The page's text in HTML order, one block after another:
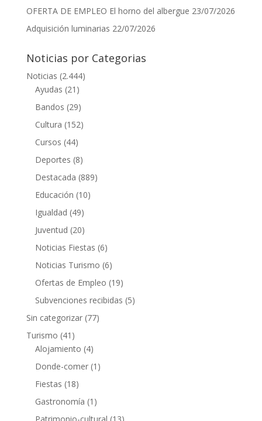
OFERTA DE EMPLEO El horno del albergue 23/07/2026
Adquisición luminarias 22/07/2026
Noticias por Categorias
Noticias (2.444)
Ayudas (21)
Bandos (29)
Cultura (152)
Cursos (44)
Deportes (8)
Destacada (889)
Educación (10)
Igualdad (49)
Juventud (20)
Noticias Fiestas (6)
Noticias Turismo (6)
Ofertas de Empleo (19)
Subvenciones recibidas (5)
Sin categorizar(77)
Turismo (41)
Alojamiento (4)
Donde-comer(1)
Fiestas (18)
Gastronomía (1)